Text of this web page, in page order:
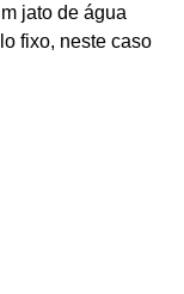
jato de água
fixo, neste caso